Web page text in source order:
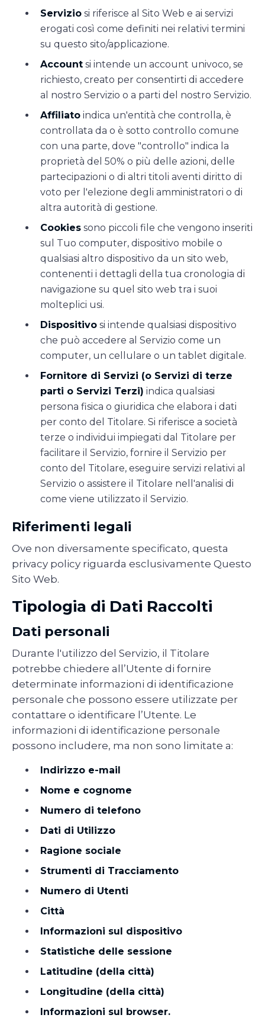
Servizio si riferisce al Sito Web e ai servizi
erogati così come definiti nei relativi termini
su questo sito/applicazione.
Account si intende un account univoco, se
richiesto, creato per consentirti di accedere
al nostro Servizio o a parti del nostro Servizio.
Affiliato indica un'entità che controlla, è
controllata da o è sotto controllo comune
con una parte, dove "controllo" indica la
proprietà del 50% o più delle azioni, delle
partecipazioni o di altri titoli aventi diritto di
voto per l'elezione degli amministratori o di
altra autorità di gestione.
Cookies sono piccoli file che vengono inseriti
sul Tuo computer, dispositivo mobile o
qualsiasi altro dispositivo da un sito web,
contenenti i dettagli della tua cronologia di
navigazione su quel sito web tra i suoi
molteplici usi.
Dispositivo si intende qualsiasi dispositivo
che può accedere al Servizio come un
computer, un cellulare o un tablet digitale.
Fornitore di Servizi (o Servizi di terze
parti o Servizi Terzi) indica qualsiasi
persona fisica o giuridica che elabora i dati
per conto del Titolare. Si riferisce a società
terze o individui impiegati dal Titolare per
facilitare il Servizio, fornire il Servizio per
conto del Titolare, eseguire servizi relativi al
Servizio o assistere il Titolare nell'analisi di
come viene utilizzato il Servizio.
Riferimenti legali
Ove non diversamente specificato, questa
privacy policy riguarda esclusivamente Questo
Sito Web.
Tipologia di Dati Raccolti
Dati personali
Durante l'utilizzo del Servizio, il Titolare
potrebbe chiedere all’Utente di fornire
determinate informazioni di identificazione
personale che possono essere utilizzate per
contattare o identificare l’Utente. Le
informazioni di identificazione personale
possono includere, ma non sono limitate a:
Indirizzo e-mail
Nome e cognome
Numero di telefono
Dati di Utilizzo
Ragione sociale
Strumenti di Tracciamento
Numero di Utenti
Città
Informazioni sul dispositivo
Statistiche delle sessione
Latitudine (della città)
Longitudine (della città)
Informazioni sul browser.